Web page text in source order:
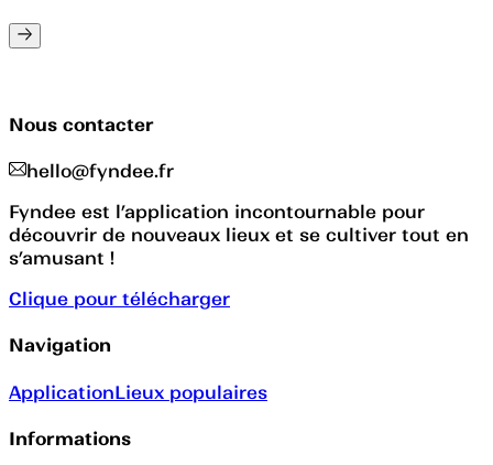
Nous contacter
hello@fyndee.fr
Fyndee est l’application incontournable pour
découvrir de nouveaux lieux et se cultiver tout en
s’amusant !
Clique pour télécharger
Navigation
ApplicationLieux populaires
Informations